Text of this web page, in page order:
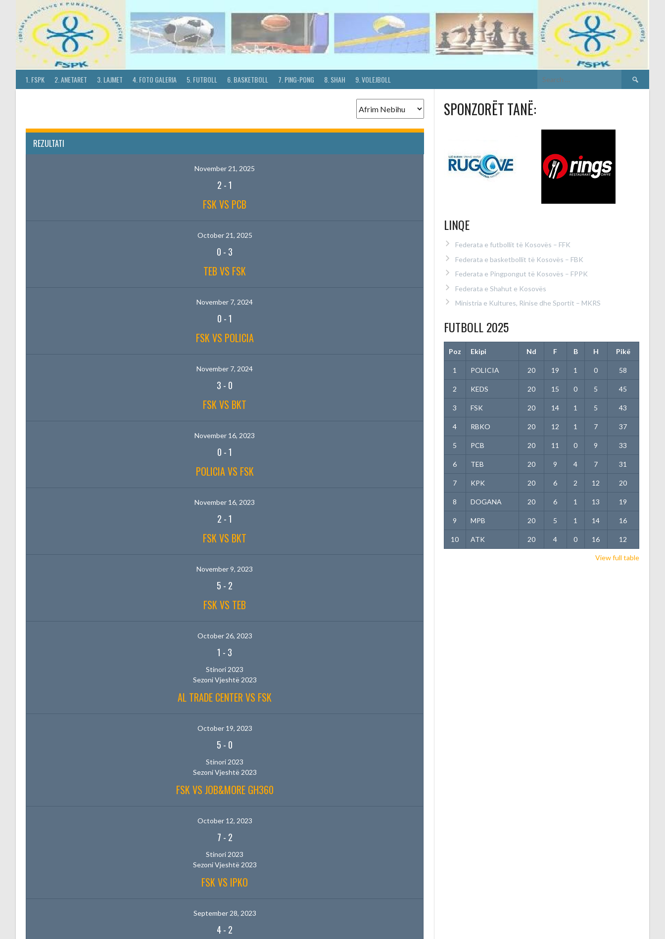
content
1. FSPK 2. ANETARET 3. LAJMET 4. FOTO GALERIA 5. FUTBOLL 6. BASKETBOLL 7. PING-PONG 8. SHAH 9. VOLEJBOLL
Search
for:
REZULTATI
November 21, 2025
2 -1
FSK VS PCB
October 21, 2025
0 - 3
TEB VS FSK
November 7, 2024
0 -1
FSK VS POLICIA
November 7, 2024
3 - 0
FSK VS BKT
November 16, 2023
0 -1
POLICIA VS FSK
November 16, 2023
2 -1
FSK VS BKT
November 9, 2023
5 - 2
FSK VS TEB
October 26, 2023
1 - 3
Stinori 2023
Sezoni Vjeshtë 2023
AL TRADE CENTER VS FSK
October 19, 2023
5 - 0
Stinori 2023
Sezoni Vjeshtë 2023
FSK VS JOB&MORE GH360
October 12, 2023
7 - 2
Stinori 2023
Sezoni Vjeshtë 2023
FSK VS IPKO
September 28, 2023
4- 2
SPONZORËT TANË:
LINQE
Federata e futbollit të Kosovës – FFK
Federata e basketbollit të Kosovës – FBK
Federata e Pingpongut të Kosovës – FPPK
Federata e Shahut e Kosovës
Ministria e Kultures, Rinise dhe Sportit – MKRS
FUTBOLL 2025
Poz Ekipi Nd F B H Pikë
1 POLICIA 20 19 1 0 58
2 KEDS 20 15 0 5 45
3 FSK 20 14 1 5 43
4 RBKO 20 12 1 7 37
5 PCB 20 11 0 9 33
6 TEB 20 9 4 7 31
7 KPK 20 6 2 12 20
8 DOGANA 20 6 1 13 19
9 MPB 20 5 1 14 16
10 ATK 20 4 0 16 12
View full table